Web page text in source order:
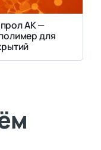
АК —
для